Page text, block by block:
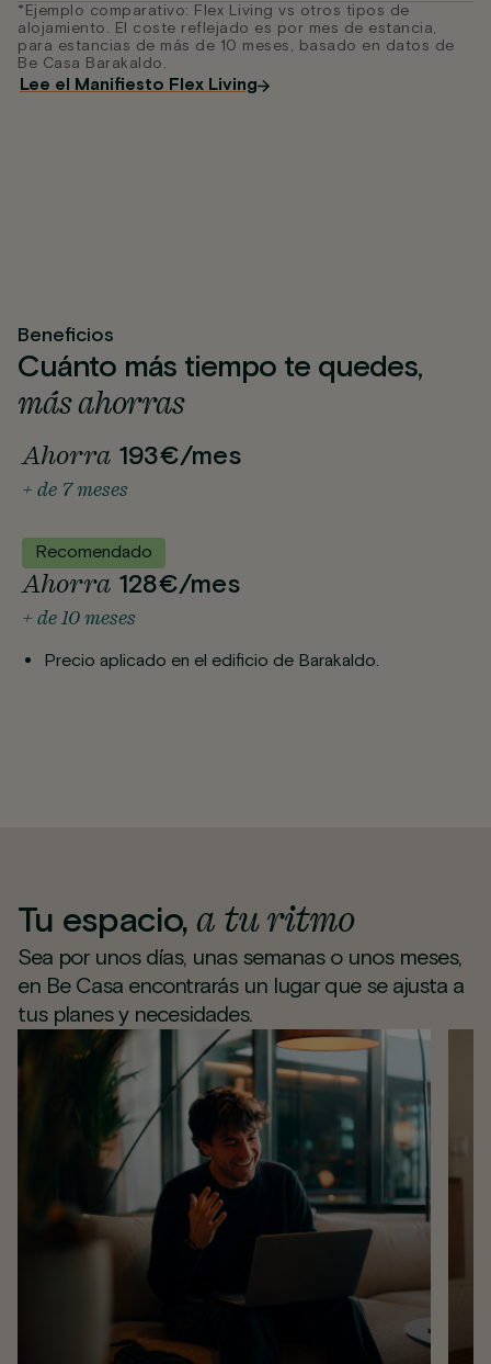
*Ejemplo comparativo: Flex Living vs otros tipos de
alojamiento. El coste reflejado es por mes de estancia,
para estancias de más de 10 meses, basado en datos de
Be Casa Barakaldo.
Lee el Manifiesto Flex Living
Beneficios
Cuánto más tiempo te quedes,
más ahorras
Ahorra 193€/mes
+ de 7 meses
Recomendado
Ahorra 128€/mes
+ de 10 meses
Precio aplicado en el edificio de Barakaldo.
Tu espacio, a tu ritmo
Sea por unos días, unas semanas o unos meses,
en Be Casa encontrarás un lugar que se ajusta a
tus planes y necesidades.